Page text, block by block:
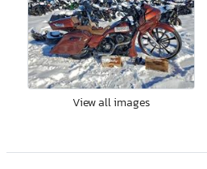
View all images